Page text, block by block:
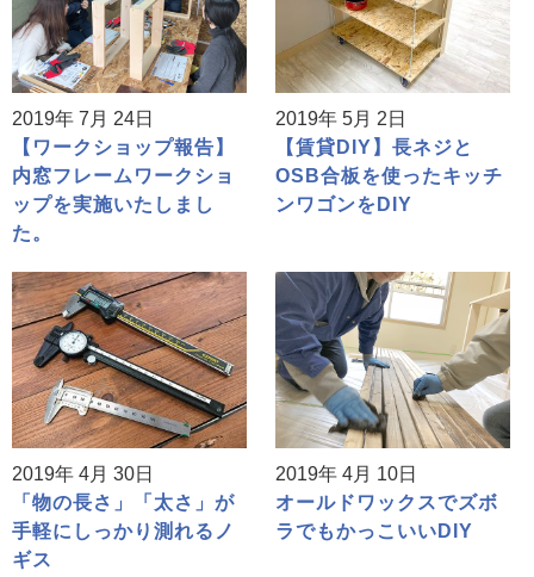
2019年 7月 24日
【ワークショップ報告】
内窓フレームワークショ
ップを実施いたしまし
た。
2019年 5月 2日
【賃貸DIY】長ネジと
OSB合板を使ったキッチ
ンワゴンをDIY
2019年 4月 30日
「物の長さ」「太さ」が
手軽にしっかり測れるノ
ギス
2019年 4月 10日
オールドワックスでズボ
ラでもかっこいいDIY